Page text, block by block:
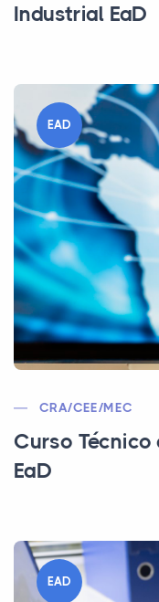
Industrial EaD
EAD
CRA/CEE/MEC
Curso
EaD
EAD